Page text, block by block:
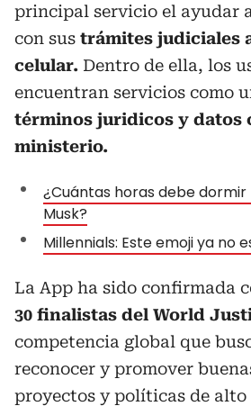
principal servicio el ayudar
con sus trámites judiciales
celular. Dentro de ella, los
encuentran servicios como
términos juridicos y datos
ministerio.
¿Cuántas horas debe
Musk?
Millennials: Este emoji ya no
La App ha sido confirmada
30 finalistas del World
competencia global que
reconocer y promover
proyectos y políticas de